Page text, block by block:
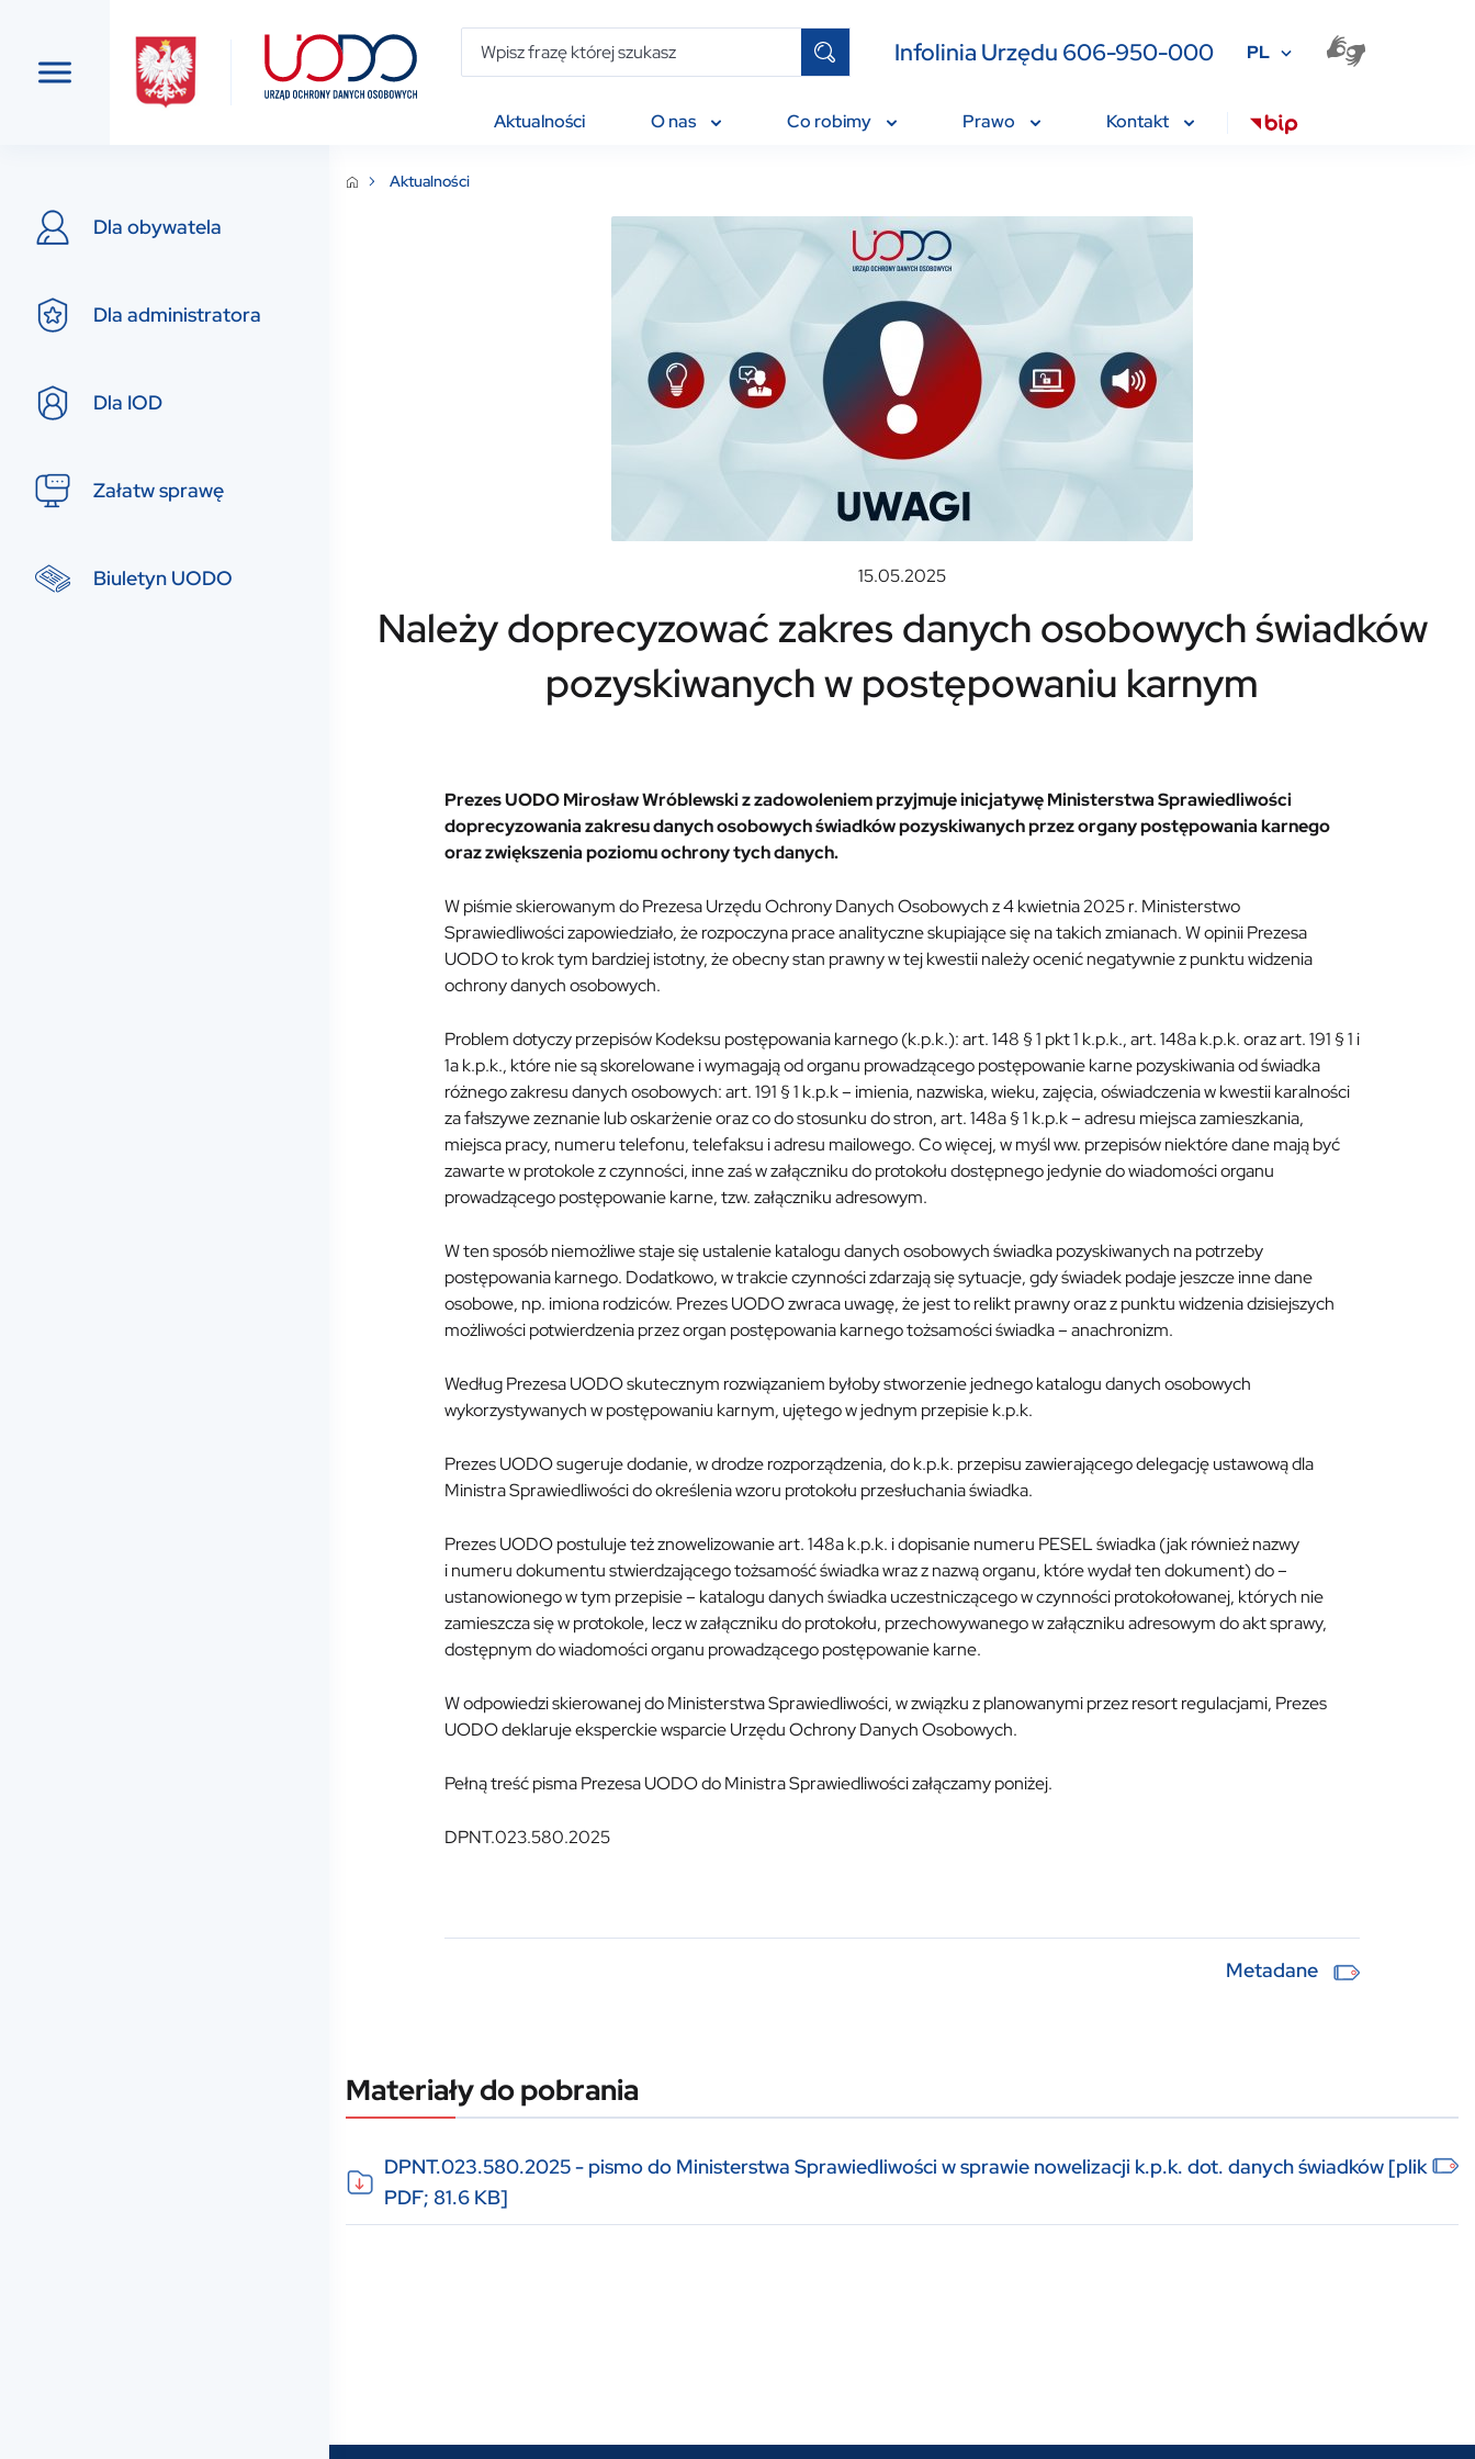
Infolinia Urzędu 606-950-000 PL
Aktualności O nas Co robimy Prawo Kontakt
Dla obywatela
Dla administratora
Dla IOD
Załatw sprawę
Biuletyn UODO
Aktualności
15.05.2025
Należy doprecyzować zakres danych osobowych świadków
pozyskiwanych w postępowaniu karnym
Prezes UODO Mirosław Wróblewski z zadowoleniem przyjmuje inicjatywę Ministerstwa Sprawiedliwości
doprecyzowania zakresu danych osobowych świadków pozyskiwanych przez organy postępowania karnego
oraz zwiększenia poziomu ochrony tych danych.
W piśmie skierowanym do Prezesa Urzędu Ochrony Danych Osobowych z 4 kwietnia 2025 r. Ministerstwo
Sprawiedliwości zapowiedziało, że rozpoczyna prace analityczne skupiające się na takich zmianach. W opinii Prezesa
UODO to krok tym bardziej istotny, że obecny stan prawny w tej kwestii należy ocenić negatywnie z punktu widzenia
ochrony danych osobowych.
Problem dotyczy przepisów Kodeksu postępowania karnego (k.p.k.): art. 148 § 1 pkt 1 k.p.k., art. 148a k.p.k. oraz art. 191 § 1 i
1a k.p.k., które nie są skorelowane i wymagają od organu prowadzącego postępowanie karne pozyskiwania od świadka
różnego zakresu danych osobowych: art. 191 § 1 k.p.k – imienia, nazwiska, wieku, zajęcia, oświadczenia w kwestii karalności
za fałszywe zeznanie lub oskarżenie oraz co do stosunku do stron, art. 148a § 1 k.p.k – adresu miejsca zamieszkania,
miejsca pracy, numeru telefonu, telefaksu i adresu mailowego. Co więcej, w myśl ww. przepisów niektóre dane mają być
zawarte w protokole z czynności, inne zaś w załączniku do protokołu dostępnego jedynie do wiadomości organu
prowadzącego postępowanie karne, tzw. załączniku adresowym.
W ten sposób niemożliwe staje się ustalenie katalogu danych osobowych świadka pozyskiwanych na potrzeby
postępowania karnego. Dodatkowo, w trakcie czynności zdarzają się sytuacje, gdy świadek podaje jeszcze inne dane
osobowe, np. imiona rodziców. Prezes UODO zwraca uwagę, że jest to relikt prawny oraz z punktu widzenia dzisiejszych
możliwości potwierdzenia przez organ postępowania karnego tożsamości świadka – anachronizm.
Według Prezesa UODO skutecznym rozwiązaniem byłoby stworzenie jednego katalogu danych osobowych
wykorzystywanych w postępowaniu karnym, ujętego w jednym przepisie k.p.k.
Prezes UODO sugeruje dodanie, w drodze rozporządzenia, do k.p.k. przepisu zawierającego delegację ustawową dla
Ministra Sprawiedliwości do określenia wzoru protokołu przesłuchania świadka.
Prezes UODO postuluje też znowelizowanie art. 148a k.p.k. i dopisanie numeru PESEL świadka (jak również nazwy
i numeru dokumentu stwierdzającego tożsamość świadka wraz z nazwą organu, które wydał ten dokument) do –
ustanowionego w tym przepisie – katalogu danych świadka uczestniczącego w czynności protokołowanej, których nie
zamieszcza się w protokole, lecz w załączniku do protokołu, przechowywanego w załączniku adresowym do akt sprawy,
dostępnym do wiadomości organu prowadzącego postępowanie karne.
W odpowiedzi skierowanej do Ministerstwa Sprawiedliwości, w związku z planowanymi przez resort regulacjami, Prezes
UODO deklaruje eksperckie wsparcie Urzędu Ochrony Danych Osobowych.
Pełną treść pisma Prezesa UODO do Ministra Sprawiedliwości załączamy poniżej.
DPNT.023.580.2025
Metadane
Materiały do pobrania
DPNT.023.580.2025 - pismo do Ministerstwa Sprawiedliwości w sprawie nowelizacji k.p.k. dot. danych świadków [plik
PDF; 81.6 KB]